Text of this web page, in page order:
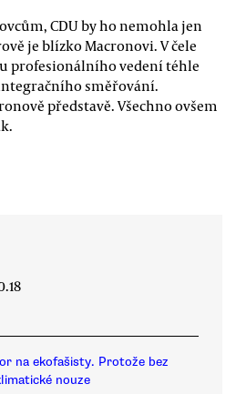
CDU by ho nemohla jen
je blízko Macronovi. V čele
profesionálního vedení téhle
směřování.
představě. Všechno ovšem
na ekofašisty. Protože bez
nouze